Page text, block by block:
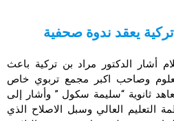
تركية يعقد ندوة صحفية
أشار الدكتور مراد بن تركية باعث
وصاحب اكبر مجمع تربوي خاص
ثانوية “سليمة سكول ” وأشار إلى
التعليم العالي وسبل الاصلاح الذي